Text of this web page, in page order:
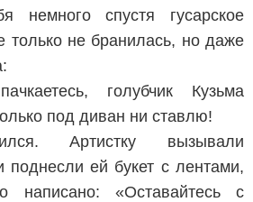
немного спустя гусарское
только не бранилась, но даже
голубчик Кузьма
под диван ни ставлю!
Артистку вызывали
поднесли ей букет с лентами,
написано: «Оставайтесь с